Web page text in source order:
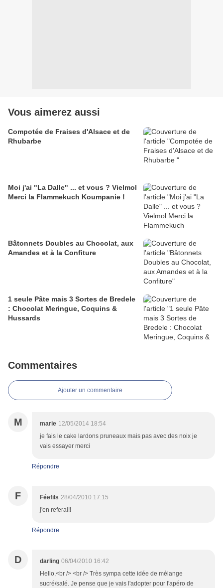
Vous aimerez aussi
Compotée de Fraises d'Alsace et de
Rhubarbe
Moi j'ai "La Dalle" ... et vous ? Vielmol
Merci la Flammekuch Koumpanie !
Bâtonnets Doubles au Chocolat, aux
Amandes et à la Confiture
1 seule Pâte mais 3 Sortes de Bredele
: Chocolat Meringue, Coquins &
Hussards
Commentaires
Ajouter un commentaire
M marie 12/05/2014 18:54
je fais le cake lardons pruneaux mais pas avec des noix je
vais essayer merci
Répondre
F Féefils 28/04/2010 17:15
j'en referai!!
Répondre
D darling 06/04/2010 16:42
Hello,<br /> <br /> Très sympa cette idée de mélange
sucré/salé. Je pense que je vais l'adopter pour l'apéro de